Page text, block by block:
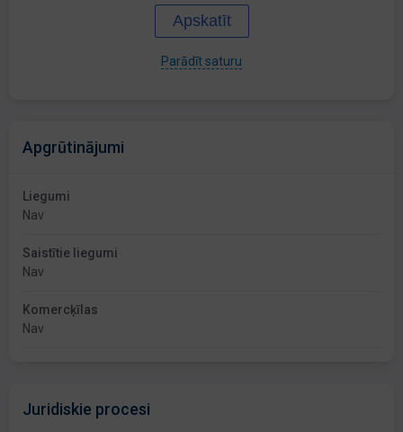
Apskatīt
Parādīt saturu
Apgrūtinājumi
Liegumi
Nav
Saistītie liegumi
Nav
Komercķīlas
Nav
Juridiskie procesi